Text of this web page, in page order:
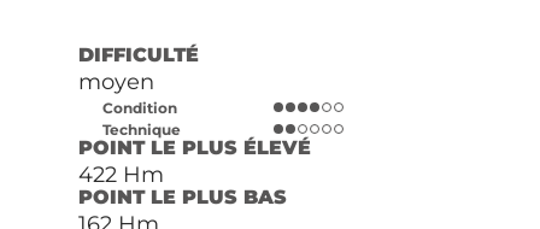
DIFFICULTÉ
moyen
Condition
Technique
POINT LE PLUS ÉLEVÉ
422 Hm
POINT LE PLUS BAS